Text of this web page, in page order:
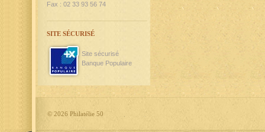
Fax : 02 33 93 56 74
SITE SÉCURISÉ
Site sécurisé
Banque Populaire
© 2026 Philatélie 50